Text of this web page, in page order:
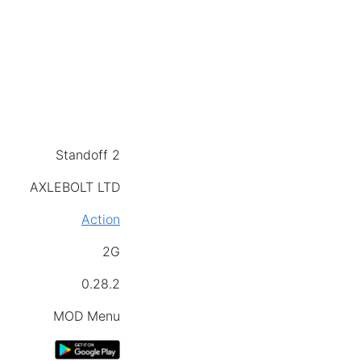
Standoff 2
AXLEBOLT LTD
Action
2G
0.28.2
MOD Menu